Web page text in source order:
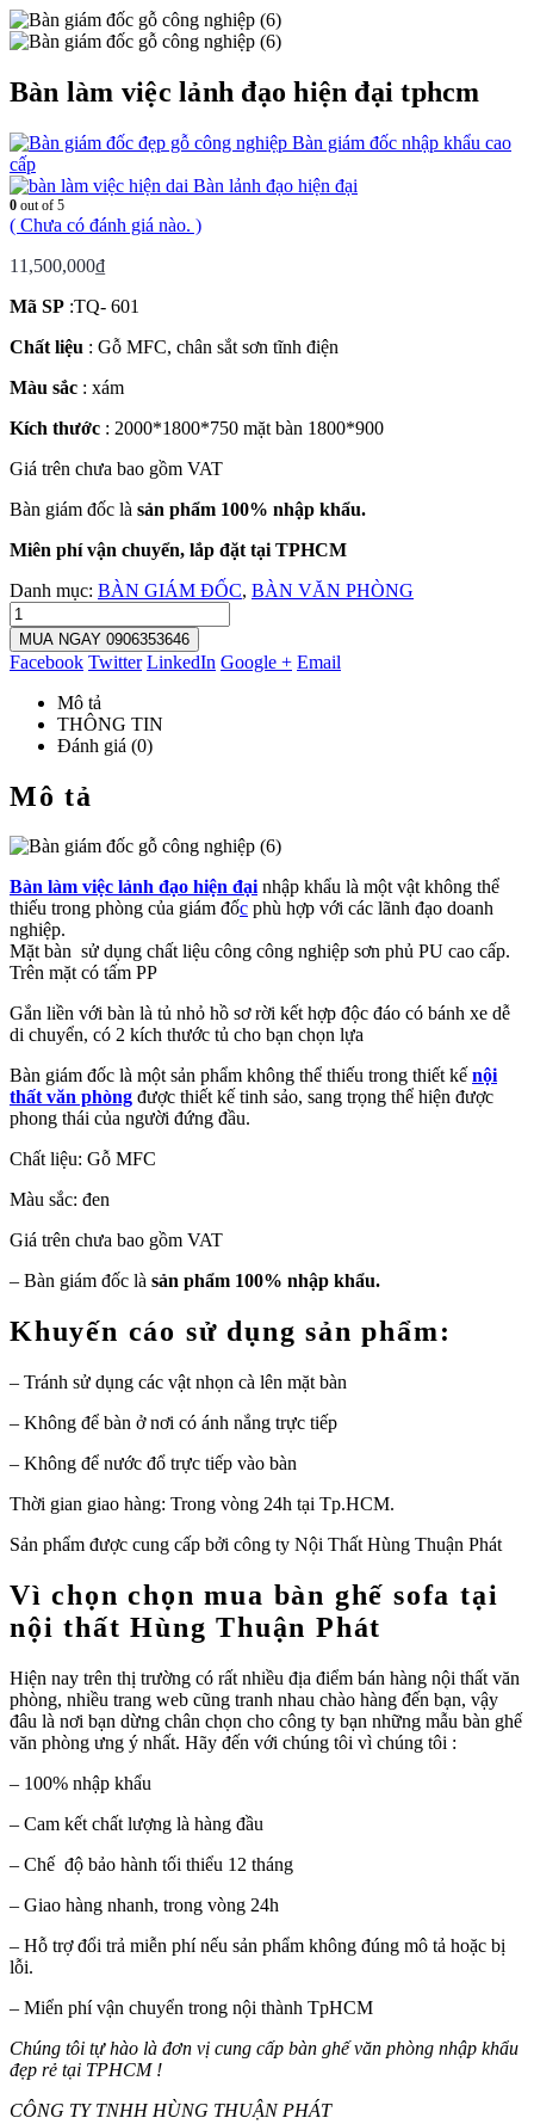
Bàn làm việc lảnh đạo hiện đại tphcm
Bàn giám đốc nhập khẩu cao
cấp
Bàn lảnh đạo hiện đại
0 out of 5
( Chưa có đánh giá nào. )
11,500,000₫
Mã SP :TQ- 601
Chất liệu : Gỗ MFC, chân sắt sơn tĩnh điện
Màu sắc : xám
Kích thước : 2000*1800*750 mặt bàn 1800*900
Giá trên chưa bao gồm VAT
Bàn giám đốc là sản phẩm 100% nhập khẩu.
Miên phí vận chuyển, lắp đặt tại TPHCM
Danh mục: BÀN GIÁM ĐỐC, BÀN VĂN PHÒNG
MUA NGAY 0906353646
Facebook Twitter LinkedIn Google + Email
Mô tả
THÔNG TIN
Đánh giá (0)
Mô tả
Bàn làm việc lảnh đạo hiện đạinhập khẩu là một vật không thể
thiếu trong phòng của giám đốc phù hợp với các lãnh đạo doanh
nghiệp.
Mặt bàn sử dụng chất liệu công công nghiệp sơn phủ PU cao cấp.
Trên mặt có tấm PP
Gắn liền với bàn là tủ nhỏ hồ sơ rời kết hợp độc đáo có bánh xe dễ
di chuyển, có 2 kích thước tủ cho bạn chọn lựa
Bàn giám đốc là một sản phẩm không thể thiếu trong thiết kế nội
thất văn phòng được thiết kế tinh sảo, sang trọng thể hiện được
phong thái của người đứng đầu.
Chất liệu: Gỗ MFC
Màu sắc: đen
Giá trên chưa bao gồm VAT
– Bàn giám đốc là sản phẩm 100% nhập khẩu.
Khuyến cáo sử dụng sản phẩm:
– Tránh sử dụng các vật nhọn cà lên mặt bàn
– Không để bàn ở nơi có ánh nắng trực tiếp
– Không để nước đổ trực tiếp vào bàn
Thời gian giao hàng: Trong vòng 24h tại Tp.HCM.
Sản phẩm được cung cấp bởi công ty Nội Thất Hùng Thuận Phát
Vì chọn chọn mua bàn ghế sofa tại
nội thất Hùng Thuận Phát
Hiện nay trên thị trường có rất nhiều địa điểm bán hàng nội thất văn
phòng, nhiều trang web cũng tranh nhau chào hàng đến bạn, vậy
đâu là nơi bạn dừng chân chọn cho công ty bạn những mẫu bàn ghế
văn phòng ưng ý nhất. Hãy đến với chúng tôi vì chúng tôi :
– 100% nhập khẩu
– Cam kết chất lượng là hàng đầu
– Chế độ bảo hành tối thiểu 12 tháng
– Giao hàng nhanh, trong vòng 24h
– Hỗ trợ đổi trả miễn phí nếu sản phẩm không đúng mô tả hoặc bị
lỗi.
– Miển phí vận chuyển trong nội thành TpHCM
Chúng tôi tự hào là đơn vị cung cấp bàn ghế văn phòng nhập khẩu
đẹp rẻ tại TPHCM !
CÔNG TY TNHH HÙNG THUẬN PHÁT